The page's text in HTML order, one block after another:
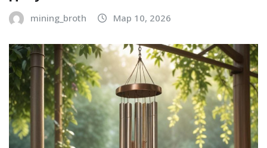
mining_broth Мар 10, 2026